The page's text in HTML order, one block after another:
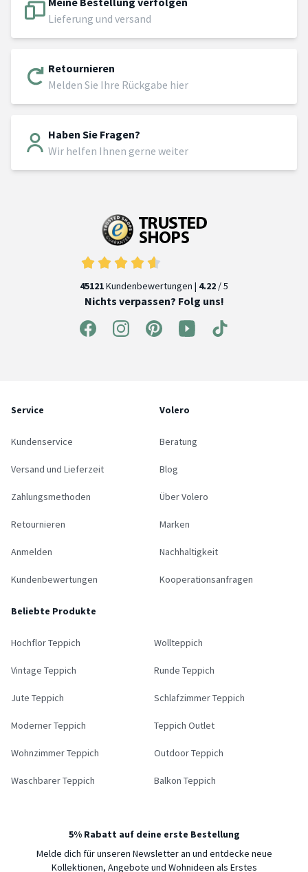
Lieferung und versand
Retournieren
Melden Sie Ihre Rückgabe hier
Haben Sie Fragen?
Wir helfen Ihnen gerne weiter
45121Kundenbewertungen | 4.22 / 5
Nichts verpassen? Folg uns!
Service
Kundenservice
Versand und Lieferzeit
Zahlungsmethoden
Retournieren
Anmelden
Kundenbewertungen
Volero
Beratung
Blog
Über Volero
Marken
Nachhaltigkeit
Kooperationsanfragen
Beliebte Produkte
Hochflor Teppich Wollteppich
Vintage Teppich Runde Teppich
Jute Teppich Schlafzimmer Teppich
Moderner Teppich Teppich Outlet
Wohnzimmer Teppich Outdoor Teppich
Waschbarer Teppich Balkon Teppich
5% Rabatt auf deine erste Bestellung
Melde dich für unseren Newsletter an und entdecke neue
Kollektionen, Angebote und Wohnideen als Erstes